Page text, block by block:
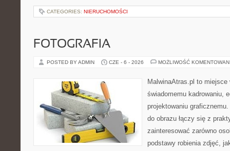
CATEGORIES: NIERUCHOMOŚCI
FOTOGRAFIA
POSTED BY ADMIN CZE - 6 - 2026 MOŻLIWOŚĆ
MalwinaAtras.pl to
świadomemu kadrowaniu,
projektowaniu
do obrazu łączy się z
zainteresować zarówno
podstawy robienia zdjęć,